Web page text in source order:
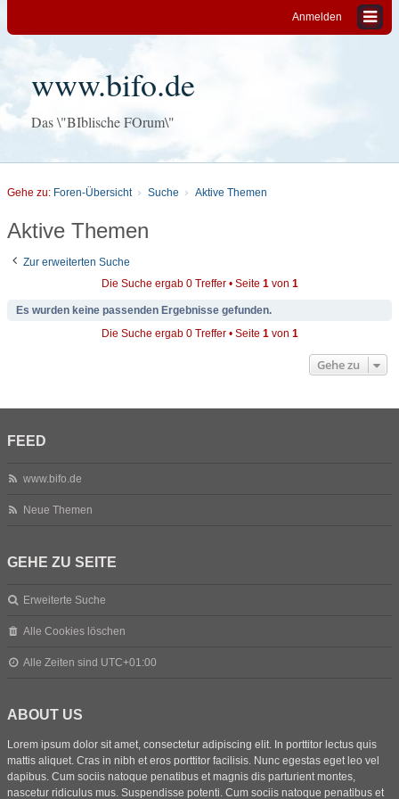
Anmelden
www.bifo.de
Das \"BIblische FOrum\"
Gehe zu: Foren-Übersicht Suche Aktive Themen
Aktive Themen
Zur erweiterten Suche
Die Suche ergab 0 Treffer • Seite 1von 1
Es wurden keine passenden Ergebnisse gefunden.
Die Suche ergab 0 Treffer • Seite 1von 1
Gehe zu
FEED
www.bifo.de
Neue Themen
GEHE ZU SEITE
Erweiterte Suche
Alle Cookies löschen
Alle Zeiten sind UTC+01:00
ABOUT US
Lorem ipsum dolor sit amet, consectetur adipiscing elit. In porttitor lectus quis
mattis aliquet. Cras in nibh et eros porttitor facilisis. Nunc egestas eget leo vel
dapibus. Cum sociis natoque penatibus et magnis dis parturient montes,
nascetur ridiculus mus. Suspendisse potenti. Cum sociis natoque penatibus et